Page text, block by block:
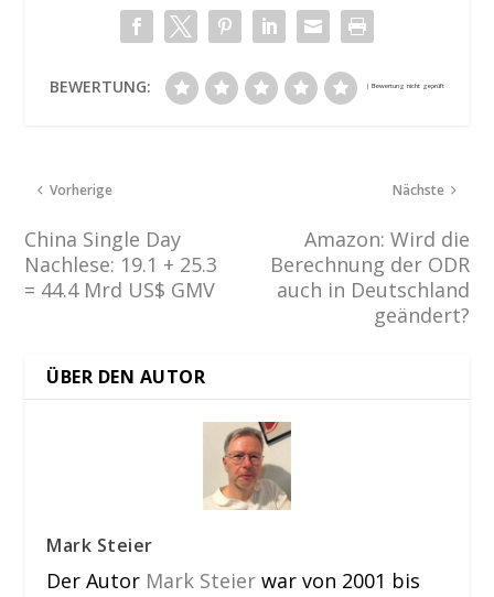
BEWERTUNG:
Vorherige
China Single Day
Nachlese: 19.1 + 25.3
= 44.4 Mrd US$ GMV
Nächste
Amazon: Wird die
Berechnung der ODR
auch in Deutschland
geändert?
ÜBER DEN AUTOR
Mark Steier
Der Autor Mark Steier war von 2001 bis